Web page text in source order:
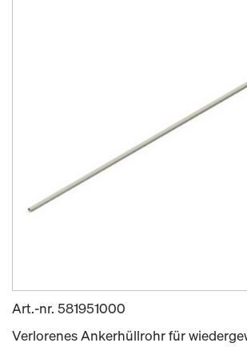
Art.-nr. 581951000
Verlorenes Ankerhüllrohr für